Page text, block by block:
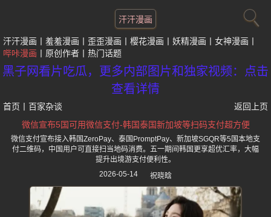
汗汗漫画
汗汗漫画 羞羞漫画 歪歪漫画 樱花漫画 妖精漫画
女神漫画
哔咔漫画
原创作者 热门话题
黑子网看片吃瓜，更多内部图片和独家视频：点击
查看详情
首页 百家杂谈
返回上页
微信宣布5国可用微信支付-韩国泰国新加坡等扫码支付超方便
微信支付宣布接入韩国ZeroPay、泰国PromptPay、新加坡SGQR等5国本地支
付二维码，中国用户可直接扫当地码消费。五一期间韩国更享超优汇率，大幅
提升出境游支付便利性。
2026-05-14
祝晓晗